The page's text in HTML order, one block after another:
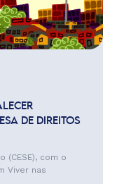
DE DIREITOS
(CESE), com o
Viver nas